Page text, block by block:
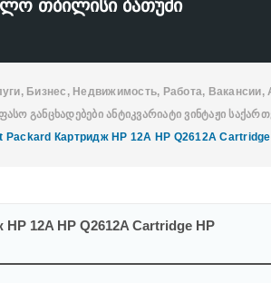
Бизнес, Недвижимость, Работа,
Განცხადებები Ანტიკვარიატი Ვინტაჟი
Картридж HP 12A HP Q2612A
12A HP Q2612A Cartridge HP